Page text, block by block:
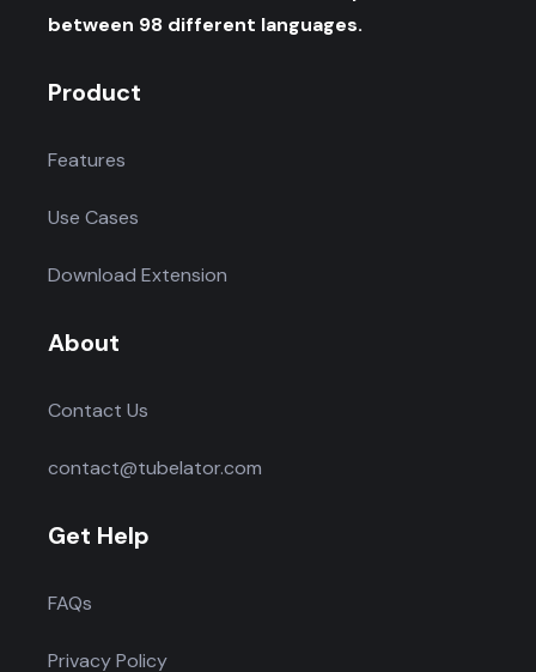
between 98 different languages.
Product
Features
Use Cases
Download Extension
About
Contact Us
contact@tubelator.com
Get Help
FAQs
Privacy Policy